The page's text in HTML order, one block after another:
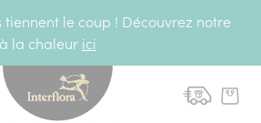
tiennent le coup ! Découvrez notre
la chaleur ici